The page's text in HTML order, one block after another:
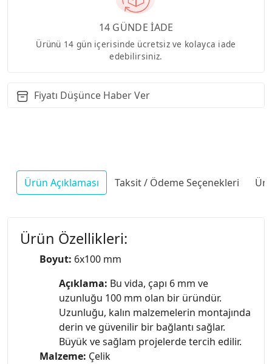
14 GÜNDE İADE
Ürünü 14 gün içerisinde ücretsiz ve kolayca iade
edebilirsiniz.
Fiyatı Düşünce Haber Ver
Ürün Açıklaması Taksit / Ödeme Seçenekleri
Ürün Özellikleri:
Boyut: 6x100 mm
Açıklama: Bu vida, çapı 6 mm ve
uzunluğu 100 mm olan bir üründür.
Uzunluğu, kalın malzemelerin montajında
derin ve güvenilir bir bağlantı sağlar.
Büyük ve sağlam projelerde tercih edilir.
Malzeme: Çelik